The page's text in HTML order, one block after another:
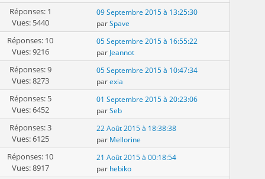
Réponses: 1
Vues: 5440
09 Septembre 2015 à 13:25:30
parSpave
Réponses: 10
Vues: 9216
05 Septembre 2015 à 16:55:22
par Jeannot
Réponses: 9
Vues: 8273
05 Septembre 2015 à 10:47:34
parexia
Réponses: 5
Vues: 6452
01 Septembre 2015 à 20:23:06
parSeb
Réponses: 3
Vues: 6125
22 Août 2015 à 18:38:38
par Mellorine
Réponses: 10
Vues: 8917
21 Août 2015 à 00:18:54
par hebiko